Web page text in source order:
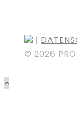
|
© 2026